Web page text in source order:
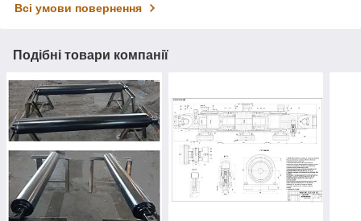
Всі умови повернення
Подібні товари компанії